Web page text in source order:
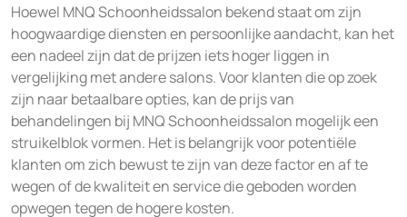
Hoewel MNQ Schoonheidssalon bekend staat om zijn
hoogwaardige diensten en persoonlijke aandacht, kan het
een nadeel zijn dat de prijzen iets hoger liggen in
vergelijking met andere salons. Voor klanten die op zoek
zijn naar betaalbare opties, kan de prijs van
behandelingen bij MNQ Schoonheidssalon mogelijk een
struikelblok vormen. Het is belangrijk voor potentiële
klanten om zich bewust te zijn van deze factor en af te
wegen of de kwaliteit en service die geboden worden
opwegen tegen de hogere kosten.